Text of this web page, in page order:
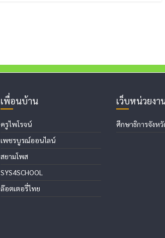
เพื่อนบ้าน
ครูไพโรจน์
เพชรบูรณ์ออนไลน์
สยามโพส
SYS4SCHOOL
ล๊อตเตอรี่ไทย
เว็บหน่วยงา
ศึกษาธิการจังห